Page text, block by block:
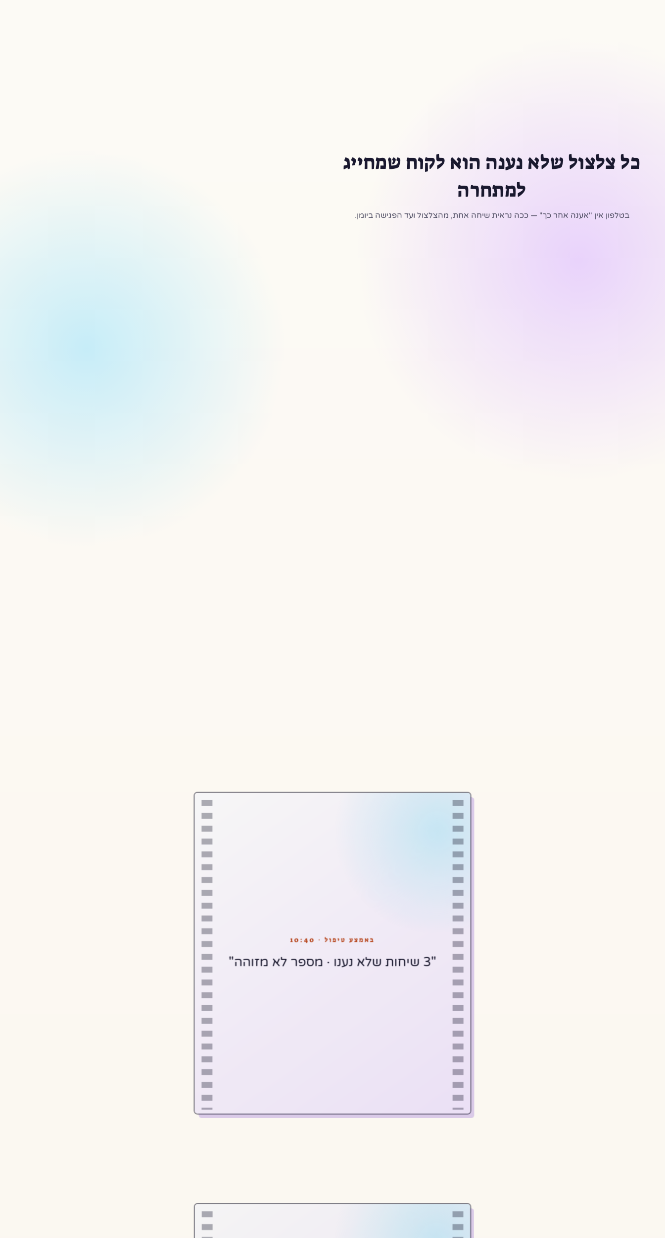
כל צלצול שלא נענה הוא לקוח שמחייג
למתחרה
בטלפון אין "אענה אחר כך" — ככה נראית שיחה אחת, מהצלצול ועד הפגישה ביומן.
באמצע טיפול · 10:40
"3 שיחות שלא נענו · מספר לא מזוהה"